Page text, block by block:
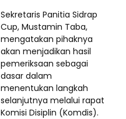
Sekretaris Panitia Sidrap
Cup, Mustamin Taba,
mengatakan pihaknya
akan menjadikan hasil
pemeriksaan sebagai
dasar dalam
menentukan langkah
selanjutnya melalui rapat
Komisi Disiplin (Komdis).